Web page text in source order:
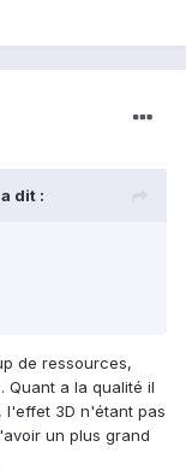
dit :
de ressources,
Quant a la qualité il
l'effet 3D n'étant pas
un plus grand